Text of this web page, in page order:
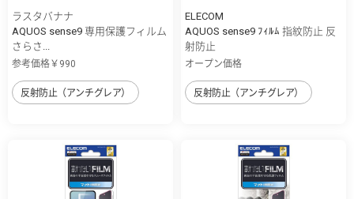
ラスタバナナ
AQUOS sense9 専用保護フィルム
さらさ...
参考価格￥990
反射防止（アンチグレア）
ELECOM
AQUOS sense9 ﾌｨﾙﾑ 指紋防止 反
射防止
オープン価格
反射防止（アンチグレア）